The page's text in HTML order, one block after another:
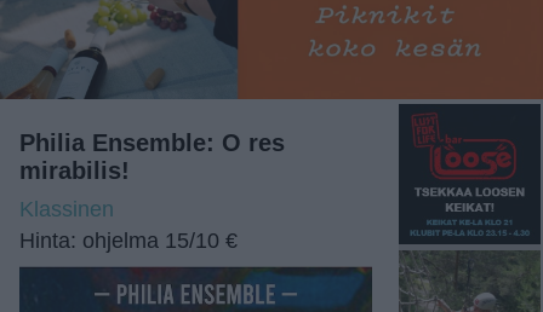
Philia Ensemble: O res
mirabilis!
Klassinen
Hinta: ohjelma 15/10 €